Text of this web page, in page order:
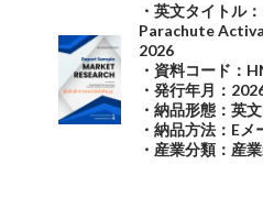
・英文タイトル
Parachute
2026
・資料コード：
・発行年月：
・納品形態：英
・納品方法：Eメ
・産業分類：産